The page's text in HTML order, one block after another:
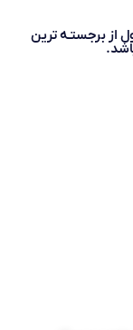
از برجستـه ترین